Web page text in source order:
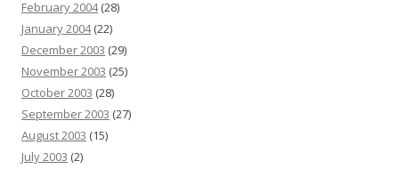
February 2004(28)
January 2004(22)
December 2003 (29)
November 2003 (25)
October 2003 (28)
September 2003 (27)
August 2003 (15)
July 2003 (2)